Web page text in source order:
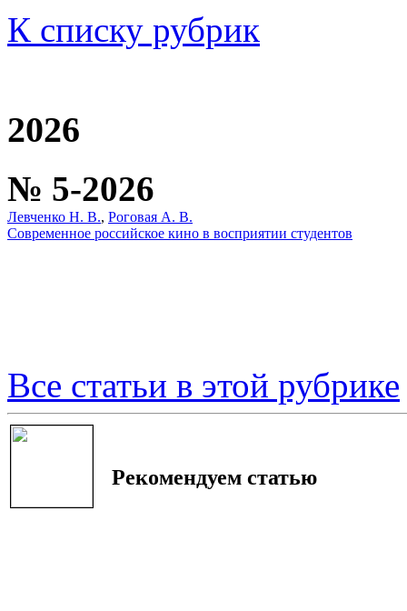
К списку рубрик
2026
№ 5-2026
Левченко Н. В., Роговая А. В.
Современное российское кино в восприятии студентов
Все статьи в этой рубрике
Рекомендуем статью